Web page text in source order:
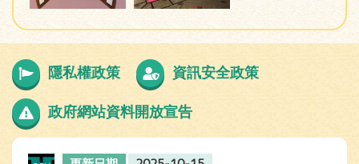
隱私權政策 資訊安全政策
政府網站資料開放宣告